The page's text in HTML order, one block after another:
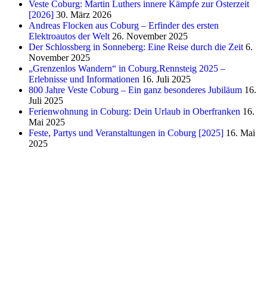
Veste Coburg: Martin Luthers innere Kämpfe zur Osterzeit
[2026] 30. März 2026
Andreas Flocken aus Coburg – Erfinder des ersten
Elektroautos der Welt 26. November 2025
Der Schlossberg in Sonneberg: Eine Reise durch die Zeit 6.
November 2025
„Grenzenlos Wandern“ in Coburg.Rennsteig 2025 –
Erlebnisse und Informationen 16. Juli 2025
800 Jahre Veste Coburg – Ein ganz besonderes Jubiläum 16.
Juli 2025
Ferienwohnung in Coburg: Dein Urlaub in Oberfranken 16.
Mai 2025
Feste, Partys und Veranstaltungen in Coburg [2025] 16. Mai
2025